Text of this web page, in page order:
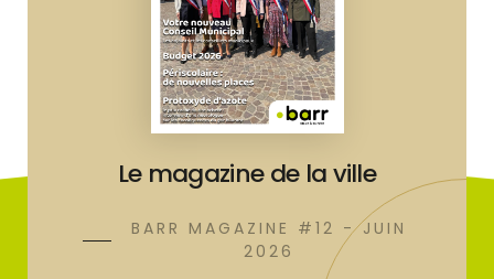
Le magazine de la ville
BARR MAGAZINE #12 - JUIN
2026